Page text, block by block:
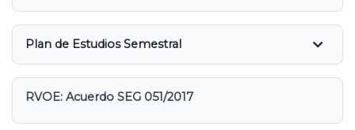
Plan de Estudios Semestral
RVOE: Acuerdo SEG 051/2017